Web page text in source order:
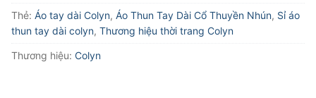
Tay
Dài
Thuyền
Thẻ: Áo tay dài Colyn, Áo Thun Tay Dài Cổ Thuyền Nhún, Sỉ áo
thun tay dài colyn, Thương hiệu thời trang Colyn
Thương hiệu: Colyn